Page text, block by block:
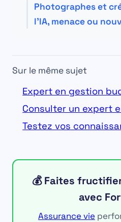
Photographes et
l’IA, menace ou
Sur le même sujet
Expert en gestion
Consulter un expert
Testez vos
💰 Faites
avec
Assurance vie